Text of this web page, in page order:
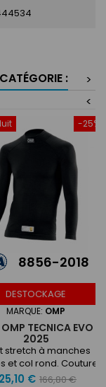
:
>
<
-25%
8856-2018
DESTOCKAGE
MARQUE: OMP
TECNICA EVO
2025
stretch à manches
et col rond. Coutures
plates et anti-
€ Prix
166,80 €